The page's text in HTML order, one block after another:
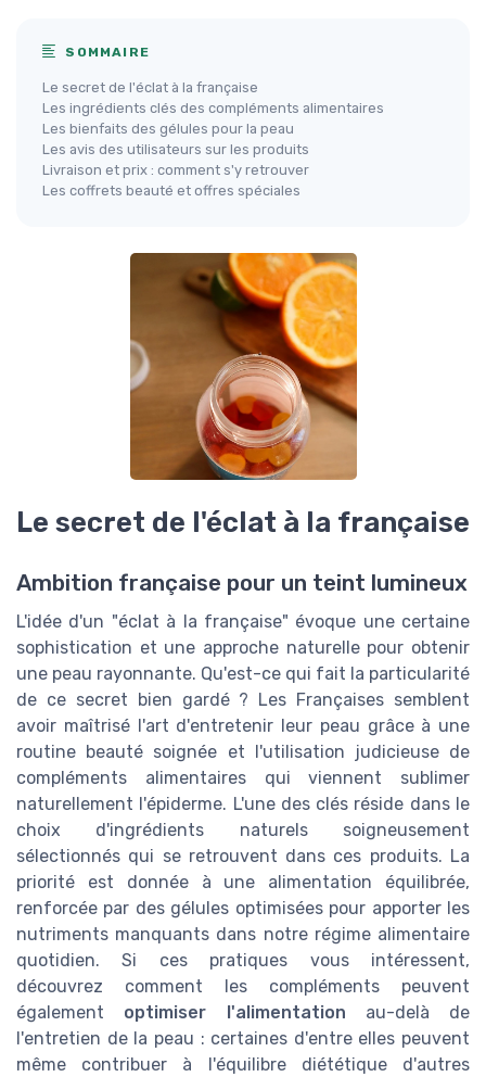
SOMMAIRE
Le secret de l'éclat à la française
Les ingrédients clés des compléments alimentaires
Les bienfaits des gélules pour la peau
Les avis des utilisateurs sur les produits
Livraison et prix : comment s'y retrouver
Les coffrets beauté et offres spéciales
Le secret de l'éclat à la française
Ambition française pour un teint lumineux
L'idée d'un "éclat à la française" évoque une certaine
sophistication et une approche naturelle pour obtenir
une peau rayonnante. Qu'est-ce qui fait la particularité
de ce secret bien gardé ? Les Françaises semblent
avoir maîtrisé l'art d'entretenir leur peau grâce à une
routine beauté soignée et l'utilisation judicieuse de
compléments alimentaires qui viennent sublimer
naturellement l'épiderme. L'une des clés réside dans le
choix d'ingrédients naturels soigneusement
sélectionnés qui se retrouvent dans ces produits. La
priorité est donnée à une alimentation équilibrée,
renforcée par des gélules optimisées pour apporter les
nutriments manquants dans notre régime alimentaire
quotidien. Si ces pratiques vous intéressent,
découvrez comment les compléments peuvent
également optimiser l'alimentation au-delà de
l'entretien de la peau : certaines d'entre elles peuvent
même contribuer à l'équilibre diététique d'autres